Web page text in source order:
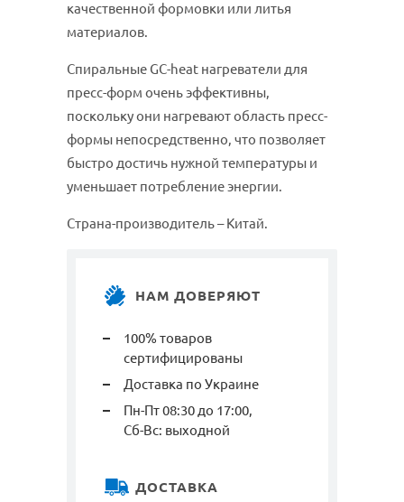
качественной формовки или литья
материалов.
Спиральные GC-heat нагреватели для
пресс-форм очень эффективны,
поскольку они нагревают область пресс-
формы непосредственно, что позволяет
быстро достичь нужной температуры и
уменьшает потребление энергии.
Страна-производитель – Китай.
НАМ ДОВЕРЯЮТ
100% товаров
сертифицированы
Доставка по Украине
Пн-Пт 08:30 до 17:00,
Сб-Вс: выходной
ДОСТАВКА